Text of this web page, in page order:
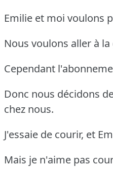
Emilie et moi voulons
Nous voulons aller à la
Cependant
Donc nous décidons
chez nous.
J'essaie de courir, et
Mais je n'aime pas